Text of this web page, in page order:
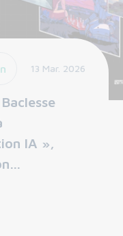
13 Mar. 2026
IA »,